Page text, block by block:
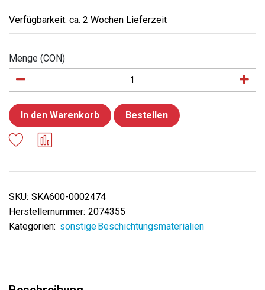
Verfügbarkeit: ca. 2 Wochen Lieferzeit
Menge (CON)
In den Warenkorb Bestellen
SKU: SKA600-0002474
Herstellernummer: 2074355
Kategorien: sonstige Beschichtungsmaterialien